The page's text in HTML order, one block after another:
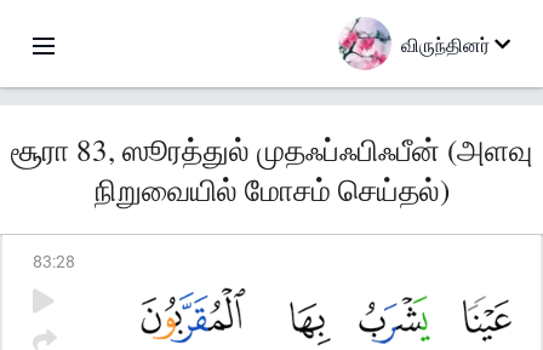
விருந்தினர்
சூரா 83, ஸூரத்துல் முதஃப்ஃபிஃபீன் (அளவு
நிறுவையில் மோசம் செய்தல்)
83:28